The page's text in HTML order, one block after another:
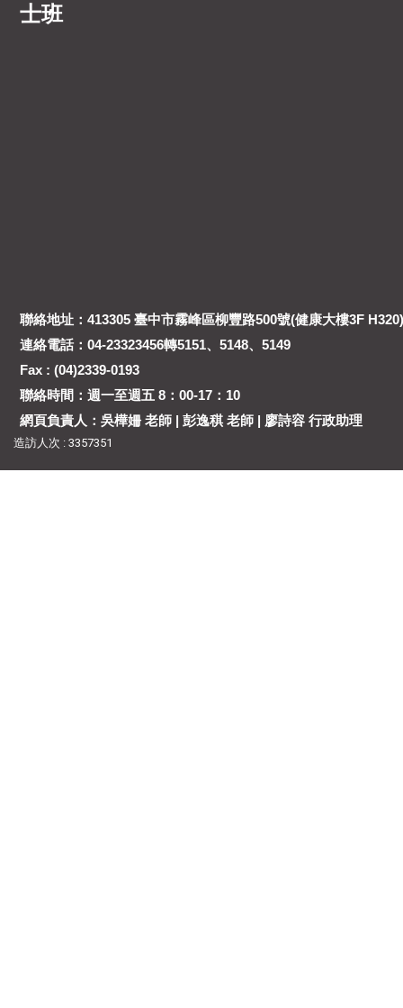
士班
聯絡地址：413305 臺中市霧峰區柳豐路500號(健康大樓3F H320)
連絡電話：04-23323456轉5151、5148、5149
Fax : (04)2339-0193
聯絡時間：週一至週五 8：00-17：10
網頁負責人：吳樺姍 老師 | 彭逸稘 老師 | 廖詩容 行政助理
造訪人次 : 3357351